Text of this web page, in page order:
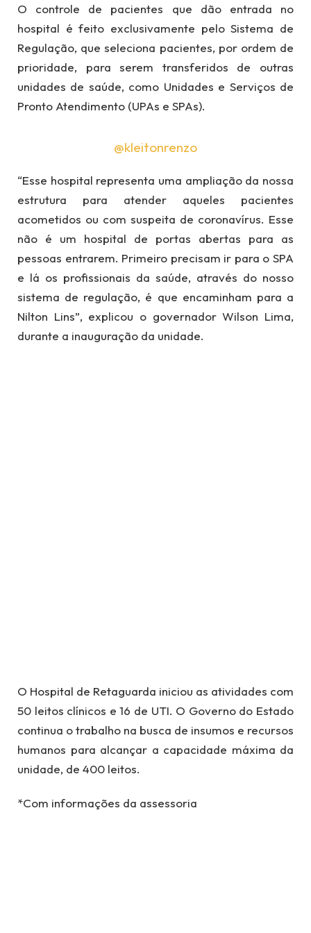
O controle de pacientes que dão entrada no
hospital é feito exclusivamente pelo Sistema de
Regulação, que seleciona pacientes, por ordem de
prioridade, para serem transferidos de outras
unidades de saúde, como Unidades e Serviços de
Pronto Atendimento (UPAs e SPAs).
@kleitonrenzo
“Esse hospital representa uma ampliação da nossa
estrutura para atender aqueles pacientes
acometidos ou com suspeita de coronavírus. Esse
não é um hospital de portas abertas para as
pessoas entrarem. Primeiro precisam ir para o SPA
e lá os profissionais da saúde, através do nosso
sistema de regulação, é que encaminham para a
Nilton Lins”, explicou o governador Wilson Lima,
durante a inauguração da unidade.
O Hospital de Retaguarda iniciou as atividades com
50 leitos clínicos e 16 de UTI. O Governo do Estado
continua o trabalho na busca de insumos e recursos
humanos para alcançar a capacidade máxima da
unidade, de 400 leitos.
*Com informações da assessoria